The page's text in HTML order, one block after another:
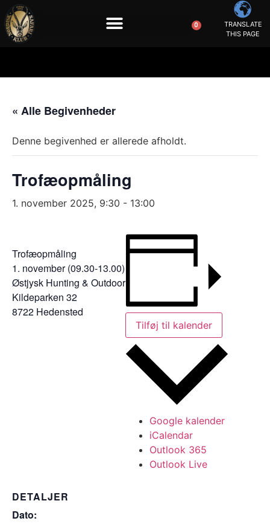
0
TRANSLATE
THIS PAGE
« Alle Begivenheder
Denne begivenhed er allerede afholdt.
Trofæopmåling
1. november 2025, 9:30 - 13:00
Trofæopmåling
1. november (09.30-13.00)
Østjysk Hunting & Outdoor
Kildeparken 32
8722 Hedensted
Tilføj til kalender
Google kalender
iCalendar
Outlook 365
Outlook Live
DETALJER
Dato: